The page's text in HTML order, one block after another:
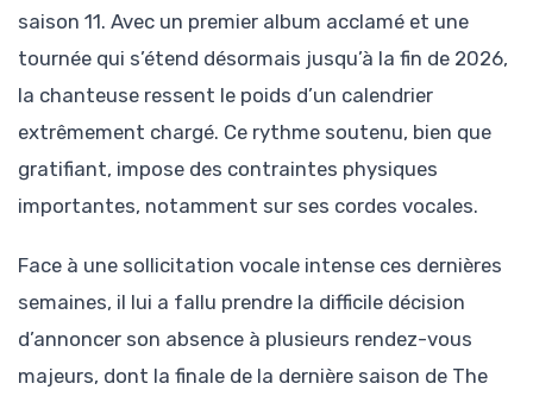
saison 11. Avec un premier album acclamé et une
tournée qui s’étend désormais jusqu’à la fin de 2026,
la chanteuse ressent le poids d’un calendrier
extrêmement chargé. Ce rythme soutenu, bien que
gratifiant, impose des contraintes physiques
importantes, notamment sur ses cordes vocales.
Face à une sollicitation vocale intense ces dernières
semaines, il lui a fallu prendre la difficile décision
d’annoncer son absence à plusieurs rendez-vous
majeurs, dont la finale de la dernière saison de The